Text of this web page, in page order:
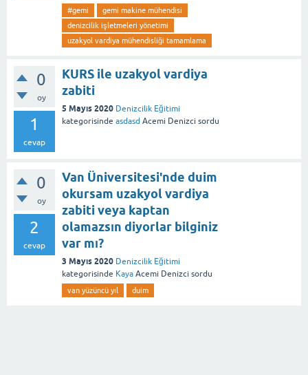
#gemi
gemi makine mühendisi
denizcilik işletmeleri yönetimi
uzakyol vardiya mühendisliği tamamlama
0
oy
1
cevap
KURS ile uzakyol vardiya
zabiti
5 Mayıs 2020 Denizcilik Eğitimi
kategorisinde asdasd Acemi Denizci sordu
0
oy
2
cevap
Van Üniversitesi'nde duim
okursam uzakyol vardiya
zabiti veya kaptan
olamazsın diyorlar bilginiz
var mı?
3 Mayıs 2020 Denizcilik Eğitimi
kategorisinde Kaya Acemi Denizci sordu
van yüzüncü yıl duim